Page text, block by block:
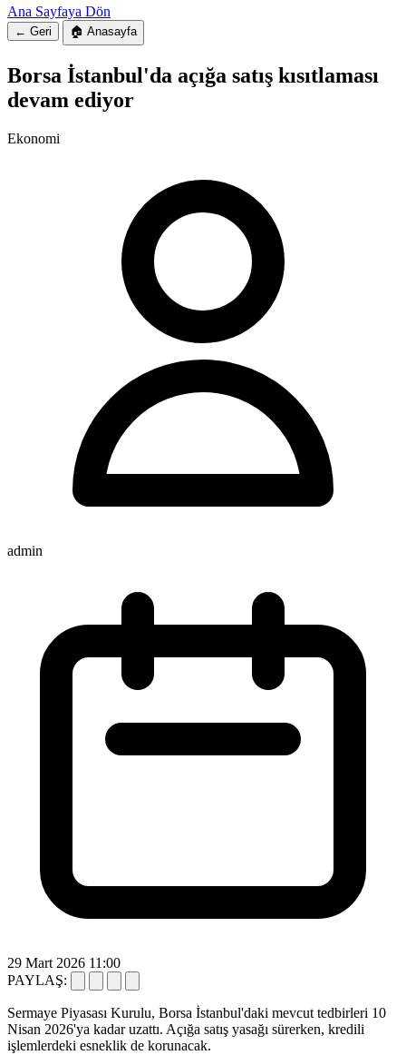
Ana Sayfaya Dön
← Geri 🏠 Anasayfa
Borsa İstanbul'da açığa satış kısıtlaması
devam ediyor
Ekonomi
admin
29 Mart 2026 11:00
PAYLAŞ:
Sermaye Piyasası Kurulu, Borsa İstanbul'daki mevcut tedbirleri 10
Nisan 2026'ya kadar uzattı. Açığa satış yasağı sürerken, kredili
işlemlerdeki esneklik de korunacak.